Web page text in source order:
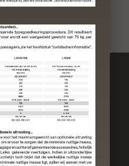
Contact
Telefoon:
+39 055 805 81
E-mail:
laika@laika.it